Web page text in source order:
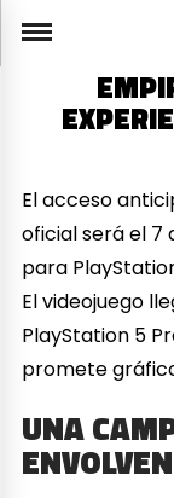
El acceso
oficial será el 7
para
El videojuego
PlayStation 5
promete
UNA